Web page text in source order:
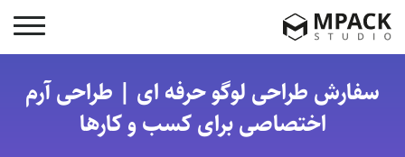
سفارش طراحی لوگو حرفه ای | طراحی آرم
اختصاصی برای کسب و کارها